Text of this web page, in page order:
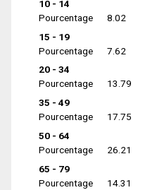
10 - 14
Pourcentage
8.02
15 - 19
Pourcentage
7.62
20 - 34
Pourcentage
13.79
35 - 49
Pourcentage
17.75
50 - 64
Pourcentage
26.21
65 - 79
Pourcentage
14.31